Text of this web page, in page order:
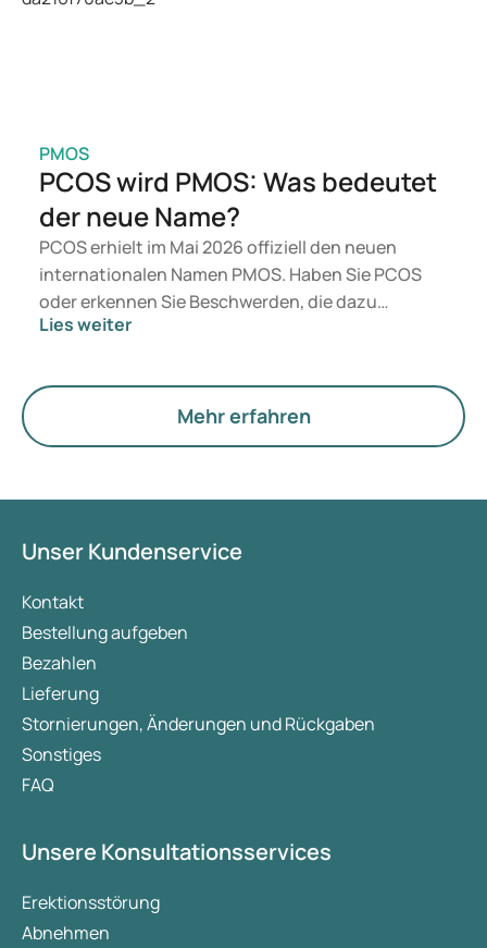
PMOS
PCOS wird PMOS: Was bedeutet
der neue Name?
PCOS erhielt im Mai 2026 offiziell den neuen
internationalen Namen PMOS. Haben Sie PCOS
oder erkennen Sie Beschwerden, die dazu
passen? Medizinisch ändert sich vorerst nichts.
Hormone, den Stoffwechsel und die Funktion der
Lies weiter
Mehr erfahren
Unser Kundenservice
Kontakt
Bestellung aufgeben
Bezahlen
Lieferung
Stornierungen, Änderungen und Rückgaben
Sonstiges
FAQ
Unsere Konsultationsservices
Erektionsstörung
Abnehmen